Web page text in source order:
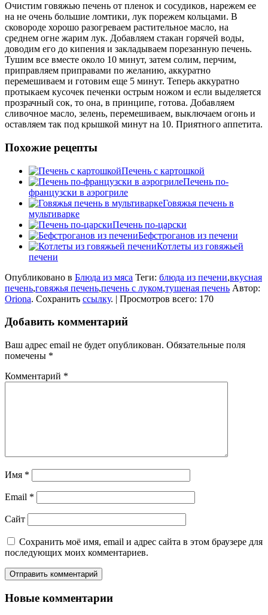
Очистим говяжью печень от пленок и сосудиков, нарежем ее
на не очень большие ломтики, лук порежем кольцами. В
сковороде хорошо разогреваем растительное масло, на
среднем огне жарим лук. Добавляем стакан горячей воды,
доводим его до кипения и закладываем порезанную печень.
Тушим все вместе около 10 минут, затем солим, перчим,
приправляем приправами по желанию, аккуратно
перемешиваем и готовим еще 5 минут. Теперь аккуратно
протыкаем кусочек печенки острым ножом и если выделяется
прозрачный сок, то она, в принципе, готова. Добавляем
сливочное масло, зелень, перемешиваем, выключаем огонь и
оставляем так под крышкой минут на 10. Приятного аппетита.
Похожие рецепты
Печень с картошкой
Печень по-
французски в аэрогриле
Говяжья печень в
мультиварке
Печень по-царски
Бефстроганов из печени
Котлеты из говяжьей
печени
Опубликовано в Блюда из мяса Теги: блюда из печени,вкусная
печень,говяжья печень,печень с луком,тушеная печень Автор:
Oriona. Сохранить ссылку. | Просмотров всего: 170
Добавить комментарий
Ваш адрес email не будет опубликован. Обязательные поля
помечены *
Комментарий *
Имя *
Email *
Сайт
Сохранить моё имя, email и адрес сайта в этом браузере для
последующих моих комментариев.
Новые комментарии